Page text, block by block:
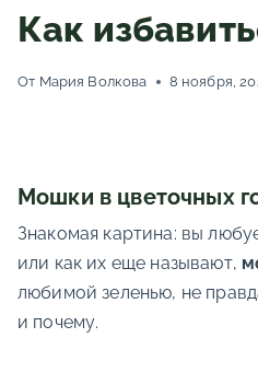
Как
От Мария Волкова 8 ноября,
Мошки в цветочных
Знакомая картина: вы
или как их еще называют,
любимой зеленью, не
и почему.